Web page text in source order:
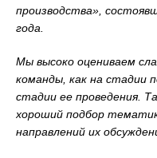
производства»,
года.
Мы высоко оцениваем
команды, как на стадии
стадии ее проведения.
хороший подбор
направлений их